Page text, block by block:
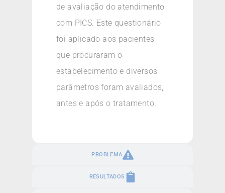
PROBLEMA
RESULTADOS
de avaliação do atendimento
com PICS. Este questionário
foi aplicado aos pacientes
que procuraram o
estabelecimento e diversos
parâmetros foram avaliados,
antes e após o tratamento.